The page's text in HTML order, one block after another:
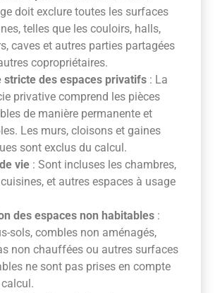
doit exclure toutes les surfaces
telles que les couloirs, halls,
caves et autres parties partagées
copropriétaires.
stricte des espaces privatifs : La
privative comprend les pièces
de manière permanente et
Les murs, cloisons et gaines
sont exclus du calcul.
vie : Sont incluses les chambres,
et autres espaces à usage
des espaces non habitables :
sols, combles non aménagés,
non chauffées ou autres surfaces
ne sont pas prises en compte